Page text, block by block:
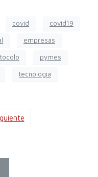
covid covid19
empresas
pymes
tecnologia